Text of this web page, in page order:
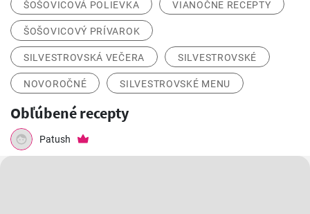
ŠOŠOVICOVÁ POLIEVKA VIANOČNE RECEPTY
ŠOŠOVICOVÝ PRÍVAROK
SILVESTROVSKÁ VEČERA SILVESTROVSKÉ
NOVOROČNÉ SILVESTROVSKÉ MENU
Obľúbené recepty
Patush